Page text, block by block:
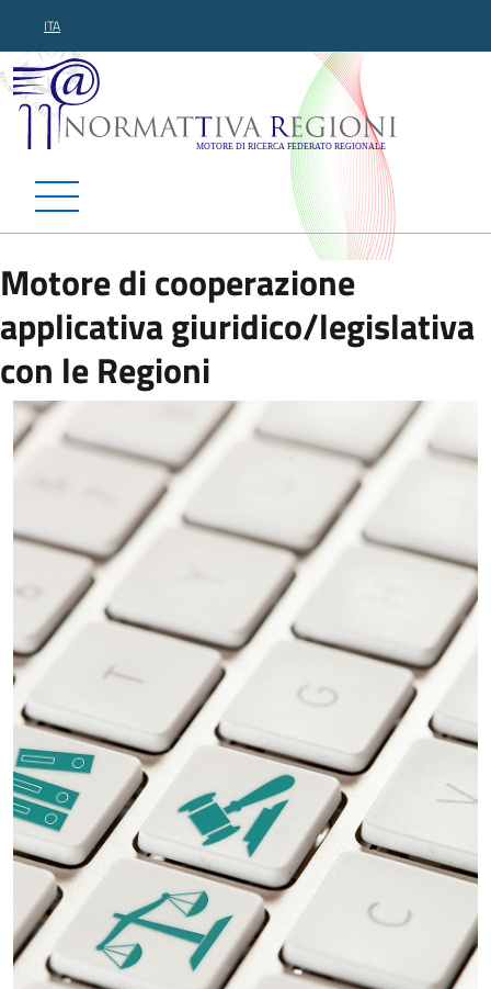
ITA
Normattiva Regioni -
Motore di cooperazione
applicativa giuridico/legislativa
con le Regioni